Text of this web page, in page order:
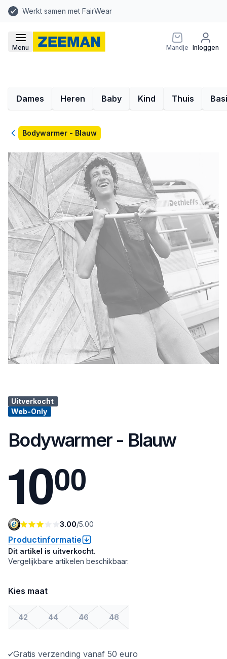
Werkt samen met FairWear
Menu Mandje Inloggen
Dames Heren Baby Kind Thuis
TerugBodywarmer - Blauw
Uitverkocht
Web-Only
Bodywarmer - Blauw
1000
3.00/5.00
Productinformatie
Dit artikel is uitverkocht.
Vergelijkbare artikelen beschikbaar.
Kies maat
42 44 46 48
Gratis verzending vanaf 50 euro